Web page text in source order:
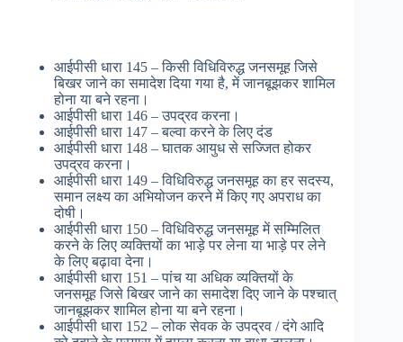
आईपीसी धारा 145 – किसी विधिविरुद्ध जनसमूह जिसे
बिखर जाने का समादेश दिया गया है, में जानबूझकर शामिल
होना या बने रहना।
आईपीसी धारा 146 – उपद्रव करना।
आईपीसी धारा 147 – बल्वा करने के लिए दंड
आईपीसी धारा 148 – घातक आयुध से सज्जित होकर
उपद्रव करना।
आईपीसी धारा 149 – विधिविरुद्ध जनसमूह का हर सदस्य,
समान लक्ष्य का अभियोजन करने में किए गए अपराध का
दोषी।
आईपीसी धारा 150 – विधिविरुद्ध जनसमूह में सम्मिलित
करने के लिए व्यक्तियों का भाड़े पर लेना या भाड़े पर लेने
के लिए बढ़ावा देना।
आईपीसी धारा 151 – पांच या अधिक व्यक्तियों के
जनसमूह जिसे बिखर जाने का समादेश दिए जाने के पश्चात्
जानबूझकर शामिल होना या बने रहना।
आईपीसी धारा 152 – लोक सेवक के उपद्रव / दंगे आदि